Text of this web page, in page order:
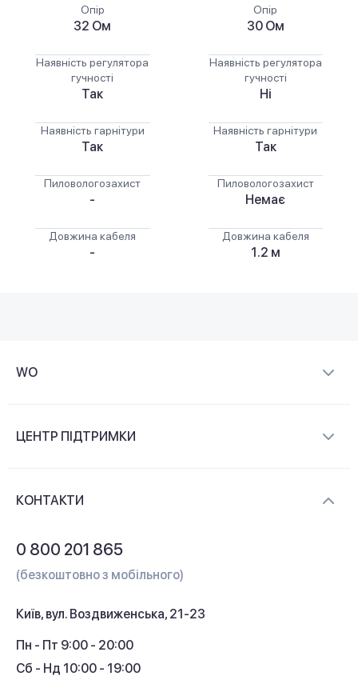
Опір
32 Ом
Наявність регулятора
гучності
Так
Наявність гарнітури
Так
Пиловологозахист
-
Довжина кабеля
-
Опір
30 Ом
Наявність регулятора
гучності
Ні
Наявність гарнітури
Так
Пиловологозахист
Немає
Довжина кабеля
1.2 м
WO
Контакти
ЦЕНТР ПІДТРИМКИ
Кешбек
КОНТАКТИ
0 800 201 865
(безкоштовно з мобільного)
Київ, вул. Воздвиженська, 21-23
Пн - Пт 9:00 - 20:00
Сб - Нд 10:00 - 19:00